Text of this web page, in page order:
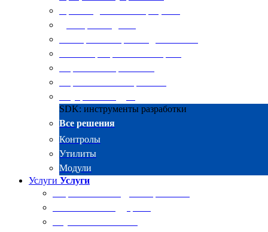
SDK: инструменты разработки
Все решения
Контролы
Утилиты
Модули
Услуги Услуги